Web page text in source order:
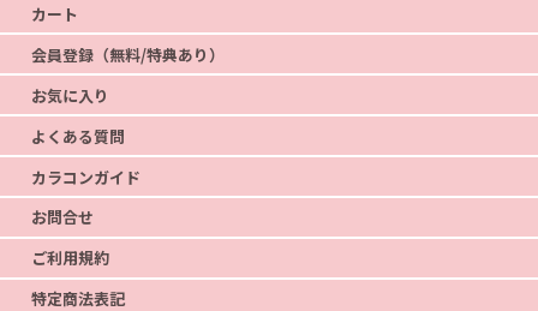
カート
会員登録（無料/特典あり）
お気に入り
よくある質問
カラコンガイド
お問合せ
ご利用規約
特定商法表記